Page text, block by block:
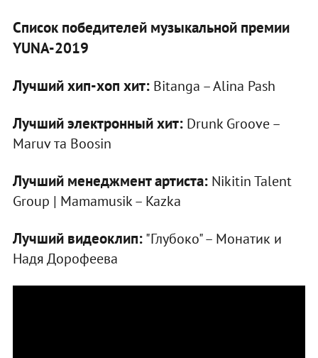
Список победителей музыкальной премии
YUNA-2019
Лучший хип-хоп хит:Bitanga – Alina Pash
Лучший электронный хит:Drunk Groove –
Maruv та Boosin
Лучший менеджмент артиста:Nikitin Talent
Group | Mamamusik – Kazka
Лучший видеоклип:"Глубоко" – Монатик и
Надя Дорофеева